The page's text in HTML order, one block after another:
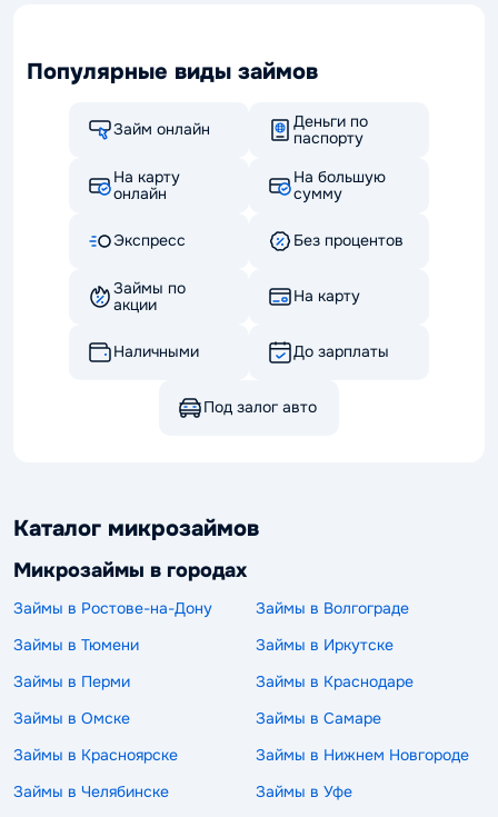
Популярные виды займов
Займ онлайн
Деньги по
паспорту
На карту
онлайн
На большую
сумму
Экспресс Без процентов
Займы по
акции
На карту
Наличными До зарплаты
Под залог авто
Каталог микрозаймов
Микрозаймы в городах
Займы в Ростове-на-Дону
Займы в Волгограде
Займы в Тюмени
Займы в Иркутске
Займы в Перми
Займы в Краснодаре
Займы в Омске
Займы в Самаре
Займы в Красноярске
Займы в Нижнем Новгороде
Займы в Челябинске
Займы в Уфе